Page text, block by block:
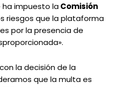
ha impuesto laComisión
riesgos que la plataforma
por la presencia de
la decisión de la
que la multa es